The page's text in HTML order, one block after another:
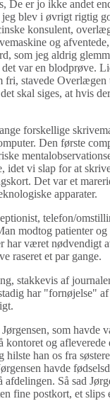
De er jo ikke andet
blev i øvrigt rigtig
konsulent,
og
som jeg aldrig
var en blodprøve.
fri, stavede
skal siges, at hvis
forskellige
Den første
vi slap for at
Det var et
apparater.
telefon/
modtog patienter og
har været nødvendigt
raseret et par gange.
stakkevis af
har "fornøjelse"
som havde
og
han os fra
havde
Så sad
fine postkort, et slips